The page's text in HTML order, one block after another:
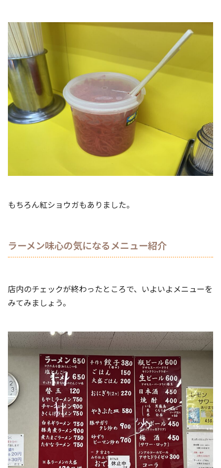
もちろん紅ショウガもありました。
ラーメン味心の気になるメニュー紹介
店内のチェックが終わったところで、いよいよメニューを
みてみましょう。